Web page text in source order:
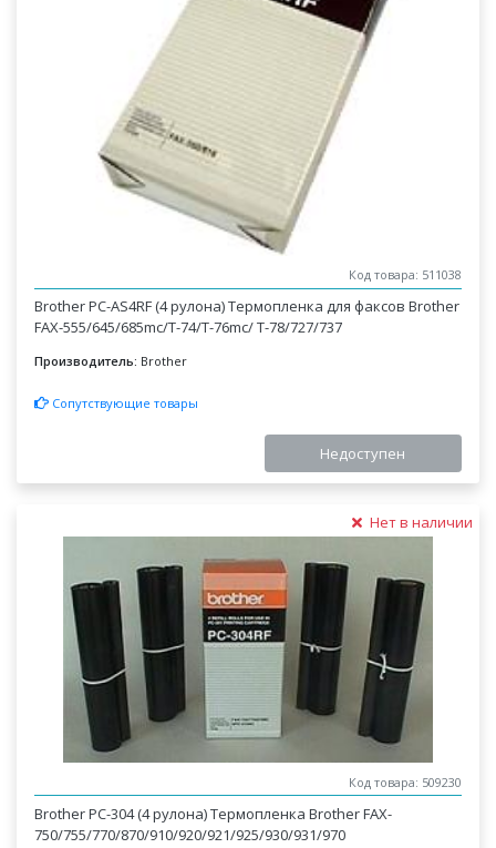
Код товара: 511038
Brother PC-AS4RF (4 рулона) Термопленка для факсов Brother
FAX-555/645/685mc/T-74/T-76mc/ T-78/727/737
Производитель: Brother
Сопутствующие товары
Недоступен
Нет в наличии
Код товара: 509230
Brother PC-304 (4 рулона) Термопленка Brother FAX-
750/755/770/870/910/920/921/925/930/931/970